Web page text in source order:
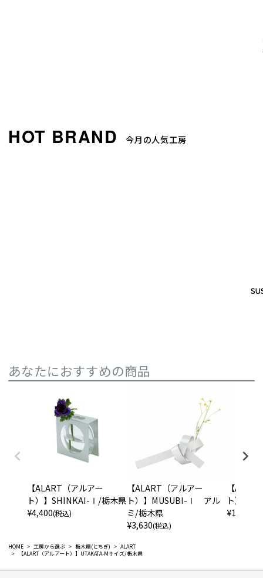
HOME 工房から選ぶ 栃木県(とちぎ)
ALART
【ALART（アルアート）】UTAKATA-Mサイズ/栃木県
今月の人気工房
あなたにおすすめの商品
【ALART（アルアー
ト）】SHINKAI-Ⅰ/栃木県
¥4,400(税込)
【ALART（アルアー
ト）】MUSUBI-Ⅰ アル
ミ/栃木県
¥3,630(税込)
【
ト）】
¥13,200